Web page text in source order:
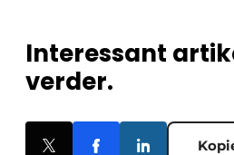
Interessant
verder.